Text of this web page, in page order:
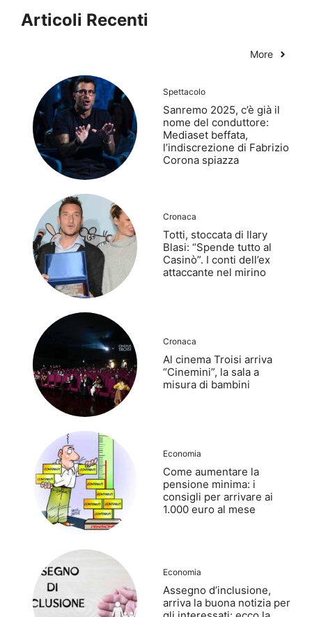
Articoli Recenti
More
Spettacolo
Sanremo 2025, c’è già il
nome del conduttore:
Mediaset beffata,
l’indiscrezione di Fabrizio
Corona spiazza
Cronaca
Totti, stoccata di Ilary
Blasi: “Spende tutto al
Casinò”. I conti dell’ex
attaccante nel mirino
Cronaca
Al cinema Troisi arriva
“Cinemini”, la sala a
misura di bambini
Economia
Come aumentare la
pensione minima: i
consigli per arrivare ai
1.000 euro al mese
Economia
Assegno d’inclusione,
arriva la buona notizia per